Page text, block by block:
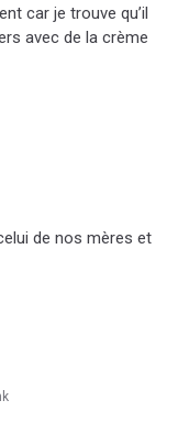
car je trouve qu’il
avec de la crème
de nos mères et